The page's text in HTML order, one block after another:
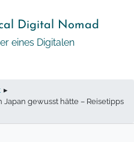
Digital Nomad
eines Digitalen
▸
gewusst hätte – Reisetipps